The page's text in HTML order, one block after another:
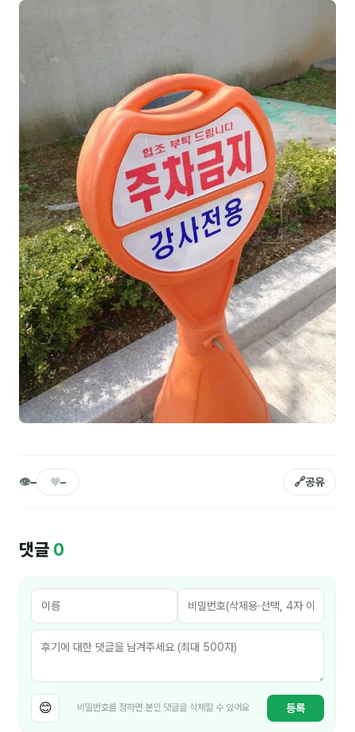
🧭 기획·전략 1
구자룡
김경태
김소연
김의중
김종무
김지혜
김휘
노준영
Maria
박혜랑
오미영
은종성
이상미
이미루
이옥겸
👁– ♥– 🔗공유
댓글 0
😊 비밀번호를 정하면 본인 댓글을 삭제할 수 있어요 등록